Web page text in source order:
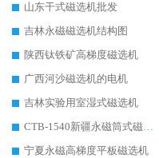
山东干式磁选机批发
吉林永磁磁选机结构图
陕西钛铁矿高梯度磁选机
广西河沙磁选机的电机
吉林实验用室湿式磁选机
CTB-1540新疆永磁筒式磁选机
宁夏永磁高梯度平板磁选机